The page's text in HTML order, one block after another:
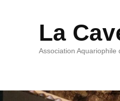
La
Association Aquariophile